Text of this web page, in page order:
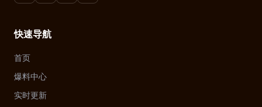
快速导航
首页
爆料中心
实时更新